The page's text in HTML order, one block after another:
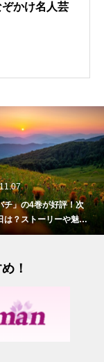
かけ名人芸
が好評！次
ーリーや魅力
「お
いつ
との
！